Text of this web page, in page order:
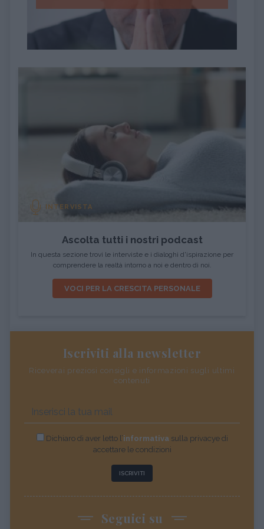
INTERVISTA
Ascolta tutti i nostri podcast
In questa sezione trovi le interviste e i dialoghi d'ispirazione per
comprendere la realtà intorno a noi e dentro di noi.
VOCI PER LA CRESCITA PERSONALE
Iscriviti alla newsletter
Riceverai preziosi consigli e informazioni sugli ultimi
contenuti
Dichiaro di aver letto l’informativasulla privacye di
accettare le condizioni
ISCRIVITI
Seguici su